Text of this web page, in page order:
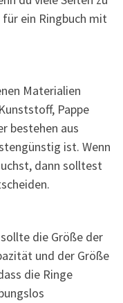
ein Ringbuch mit
Materialien
Pappe
bestehen aus
ist. Wenn
dann solltest
die Größe der
und der Größe
die Ringe